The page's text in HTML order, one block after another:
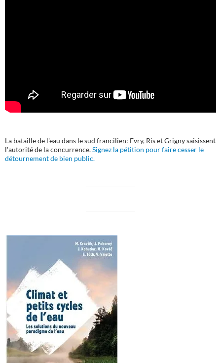
La bataille de l'eau dans le sud francilien: Evry, Ris et Grigny saisissent
l'autorité de la concurrence.Signez la pétition pour faire cesser le
détournement de bien public.